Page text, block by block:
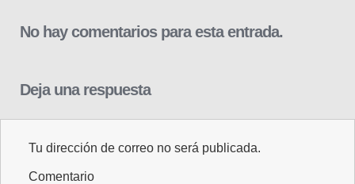
No hay comentarios para esta entrada.
Deja una respuesta
Tu dirección de correo no será publicada.
Comentario